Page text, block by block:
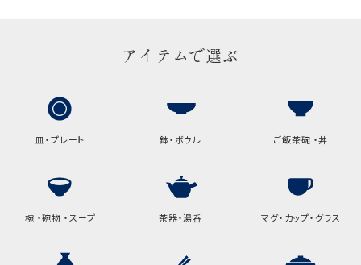
アイテムで選ぶ
皿・プレート 鉢・ボウル ご飯茶碗 ・丼
椀 ・碗物 ・スープ 茶器・湯呑 マグ・カップ・グラス